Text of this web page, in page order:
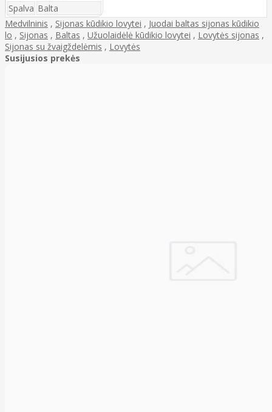
Spalva Balta
Medvilninis , Sijonas kūdikio lovytei , Juodai baltas sijonas kūdikio
lo , Sijonas , Baltas , Užuolaidėlė kūdikio lovytei , Lovytės sijonas ,
Sijonas su žvaigždelėmis , Lovytės
Susijusios prekės